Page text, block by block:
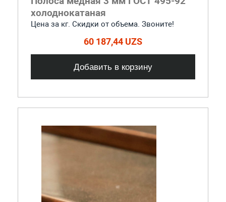
холоднокатаная
Цена за кг. Скидки от объема. Звоните!
60 187,44 UZS
Добавить в корзину